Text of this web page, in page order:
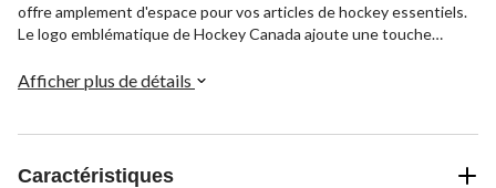
offre amplement d'espace pour vos articles de hockey essentiels.
Le logo emblématique de Hockey Canada ajoute une touche
Afficher plus de détails
Caractéristiques